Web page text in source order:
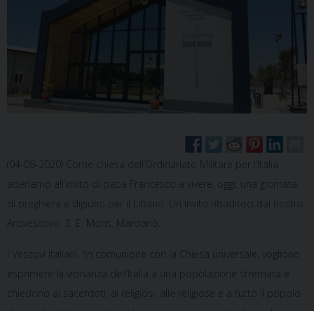
(04-09-2020) Come chiesa dell’Ordinariato Militare per l’Italia
aderiamo all’invito di papa Francesco a vivere, oggi, una giornata
di preghiera e digiuno per il Libano. Un invito ribaditoci dal nostro
Arcivescovo S. E. Mons. Marcianò.
I Vescovi italiani, “in comunione con la Chiesa universale, vogliono
esprimere la vicinanza dell’Italia a una popolazione stremata e
chiedono ai sacerdoti, ai religiosi, alle religiose e a tutto il popolo